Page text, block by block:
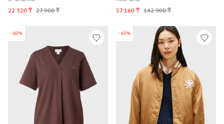
22 320 ₸ 27 900 ₸
57 160 ₸ 142 900 ₸
-60% -60%